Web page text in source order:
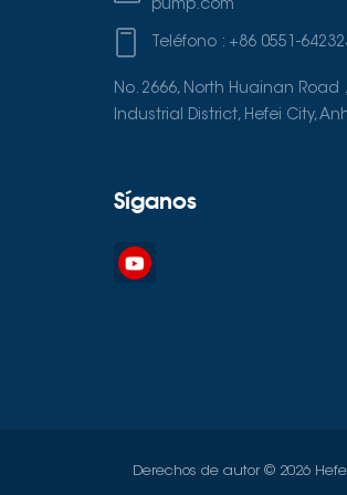
pump.com
Teléfono : +86 0551-
No. 2666, North Huainan
Industrial District, Hefei City,
Síganos
Derechos de autor © 2026